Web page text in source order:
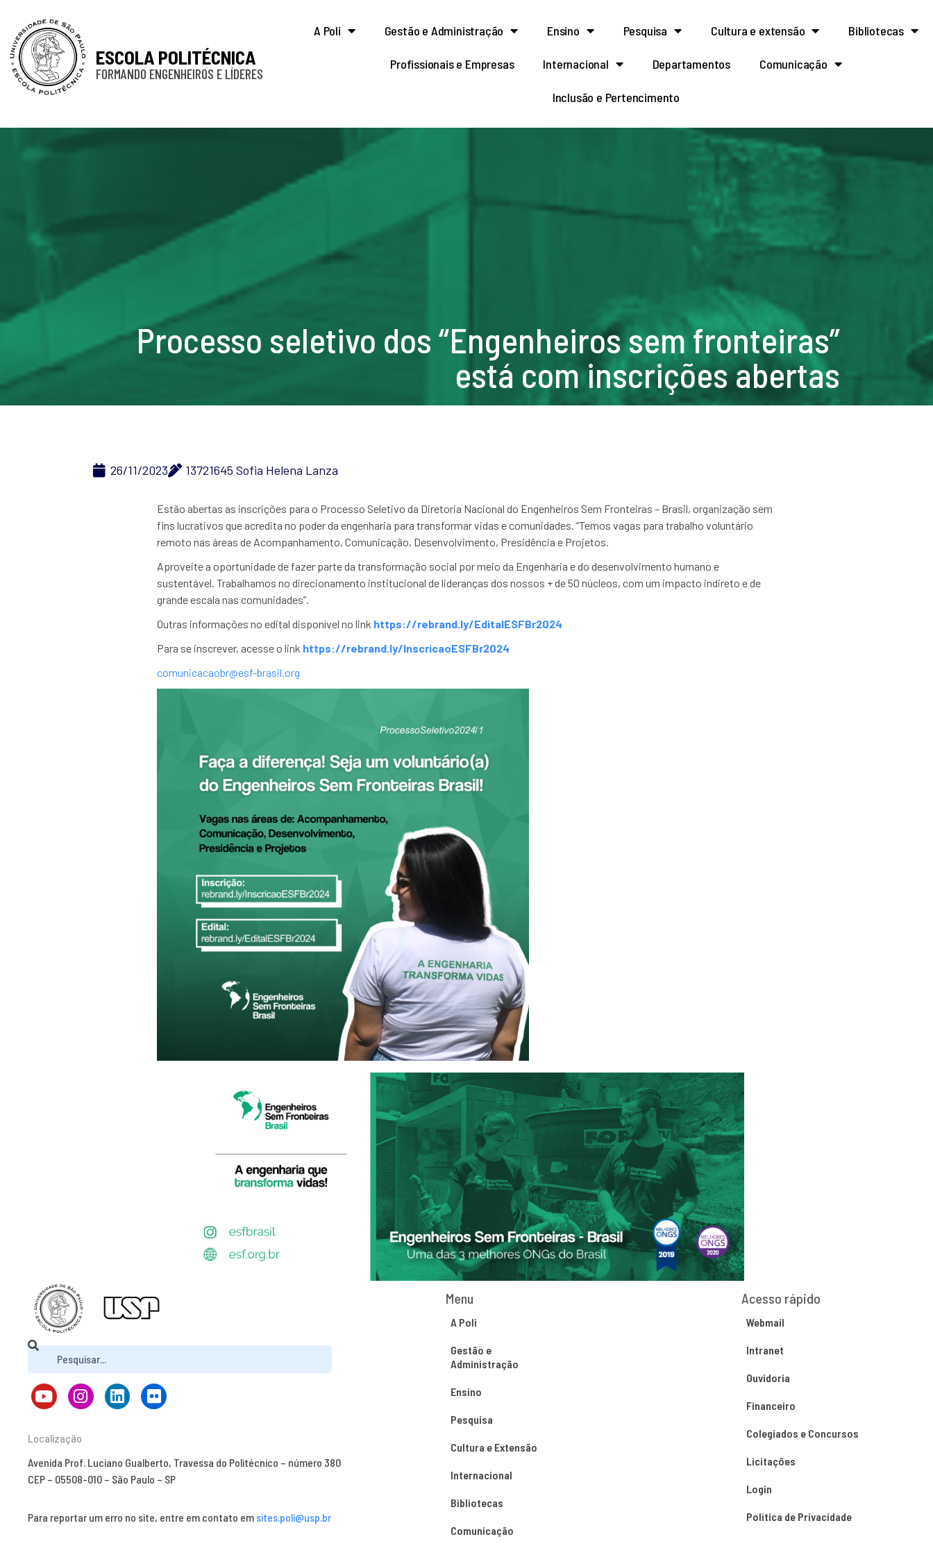
ESCOLA POLITÉCNICA
FORMANDO ENGENHEIROS E LÍDERES
A Poli Gestão e Administração Ensino Pesquisa Cultura e extensão Bibliotecas
Profissionais e Empresas Internacional Departamentos Comunicação
Inclusão e Pertencimento
Processo seletivo dos “Engenheiros sem fronteiras”
está com inscrições abertas
26/11/2023 13721645 Sofia Helena Lanza
Estão abertas as inscrições para o Processo Seletivo da Diretoria Nacional do Engenheiros Sem Fronteiras – Brasil, organização sem
fins lucrativos que acredita no poder da engenharia para transformar vidas e comunidades. “Temos vagas para trabalho voluntário
remoto nas áreas de Acompanhamento, Comunicação, Desenvolvimento, Presidência e Projetos.
Aproveite a oportunidade de fazer parte da transformação social por meio da Engenharia e do desenvolvimento humano e
sustentável. Trabalhamos no direcionamento institucional de lideranças dos nossos + de 50 núcleos, com um impacto indireto e de
grande escala nas comunidades”.
Outras informações no edital disponível no link https://rebrand.ly/EditalESFBr2024
Para se inscrever, acesse o link https://rebrand.ly/InscricaoESFBr2024
comunicacaobr@esf-brasil.org
Localização
Avenida Prof. Luciano Gualberto, Travessa do Politécnico – número 380
CEP – 05508-010 – São Paulo – SP
Para reportar um erro no site, entre em contato em sites.poli@usp.br
Menu
A Poli
Gestão e
Administração
Ensino
Pesquisa
Cultura e Extensão
Internacional
Bibliotecas
Comunicação
Acesso rápido
Webmail
Intranet
Ouvidoria
Financeiro
Colegiados e Concursos
Licitações
Login
Política de Privacidade